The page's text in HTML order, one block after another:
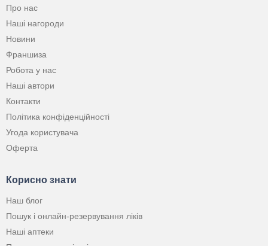
Про нас
Наші нагороди
Новини
Франшиза
Робота у нас
Наші автори
Контакти
Політика конфіденційності
Угода користувача
Оферта
Корисно знати
Наш блог
Пошук і онлайн-резервування ліків
Наші аптеки